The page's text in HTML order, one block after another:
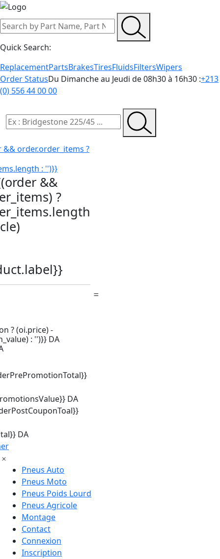
Quick Search:
ReplacementPartsBrakesTiresFluidsFiltersWipers
Order StatusDu Dimanche au Jeudi de 08h30 à 16h30 :+213
(0) 556 44 00 00
order.order_items ?
: '')}}
&&
?
? (oi.price) -
: '')}} DA
DA
DA
Pneus Auto
Pneus Moto
Pneus Poids Lourd
Pneus Agricole
Montage
Contact
Connexion
Inscription